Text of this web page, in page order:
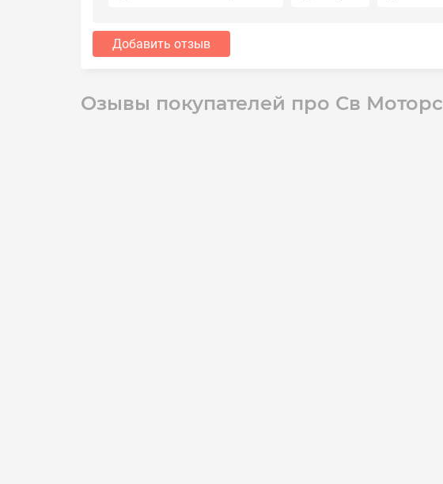
Добавить отзыв
Озывы покупателей про Св Моторс